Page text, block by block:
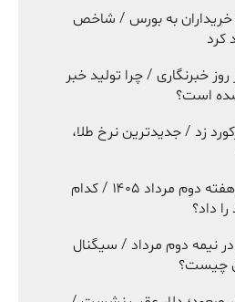
خریداران به بورس / شاخص
خبرنگاری / چرا تولید خبر
است؟
زد / جدیدترین نرخ طلا،
بازدهی بازارها در هفته دوم مرداد ۱۴۰۵ / کدام
داد؟
نیمه دوم مرداد / سیگنال
چیست؟